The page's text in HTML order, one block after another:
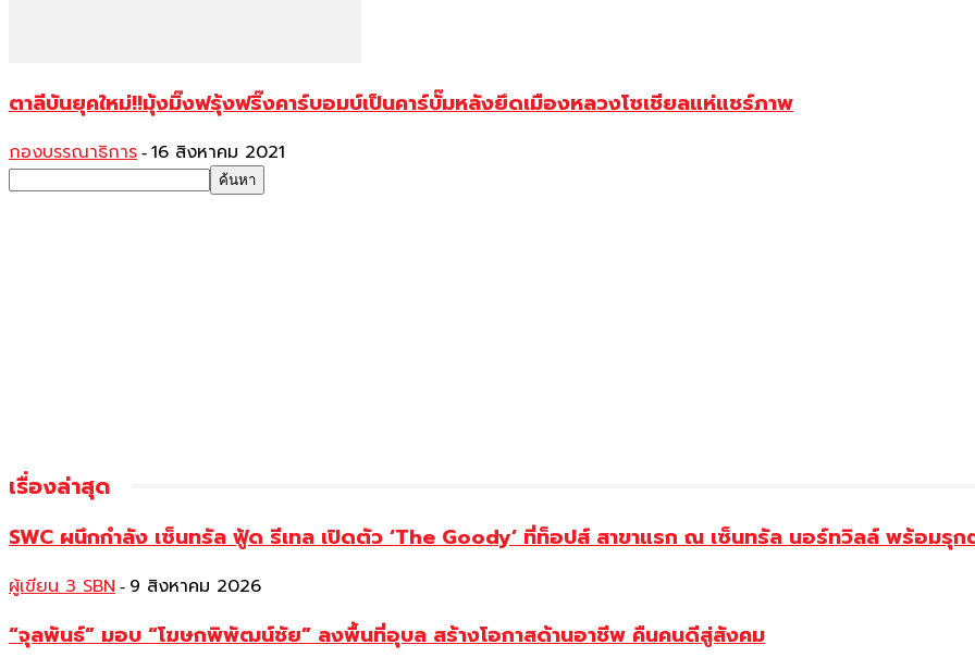
ตาลีบันยุคใหม่!!มุ้งมิ๊งฟรุ้งฟริ๊งคาร์บอมบ์เป็นคาร์บั๊มหลังยึดเมืองหลวงโซเชียลแห่แชร์ภาพ
กองบรรณาธิการ - 16 สิงหาคม 2021
เรื่องล่าสุด
SWC ผนึกกำลัง เซ็นทรัล ฟู้ด รีเทล เปิดตัว ‘The Goody’ ที่ท็อปส์ สาขาแรก ณ เซ็นทรัล นอร์ทวิลล์ พร้อมรุก
ผู้เขียน 3 SBN - 9 สิงหาคม 2026
“จุลพันธ์” มอบ “โฆษกพิพัฒน์ชัย” ลงพื้นที่อุบล สร้างโอกาสด้านอาชีพ คืนคนดีสู่สังคม